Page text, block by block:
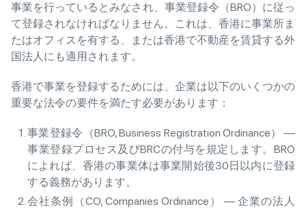
事業を行っているとみなされ、事業登録令（BRO）に従っ
て登録されなければなりません。これは、香港に事業所ま
たはオフィスを有する、または香港で不動産を賃貸する外
国法人にも適用されます。
香港で事業を登録するためには、企業は以下のいくつかの
重要な法令の要件を満たす必要があります：
事業登録令（BRO, Business Registration Ordinance） —
事業登録プロセス及びBRCの付与を規定します。BRO
によれば、香港の事業体は事業開始後30日以内に登録
する義務があります。
会社条例（CO, Companies Ordinance） — 企業の法人